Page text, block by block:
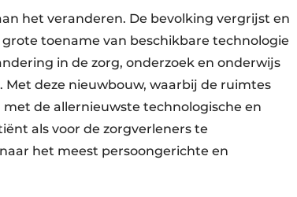
het veranderen. De bevolking vergrijst en
toename van beschikbare technologie
in de zorg, onderzoek en onderwijs
Met deze nieuwbouw, waarbij de ruimtes
de allernieuwste technologische en
als voor de zorgverleners te
het meest persoongerichte en